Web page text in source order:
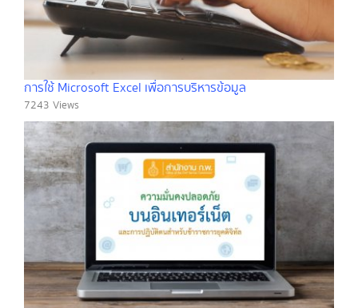
การใช้ Microsoft Excel เพื่อการบริหารข้อมูล
7243 Views